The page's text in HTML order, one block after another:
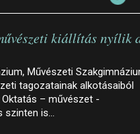
kiállítás nyílik
Művészeti
tagozatainak alkotásaiból
Oktatás – művészet -
szinten is…